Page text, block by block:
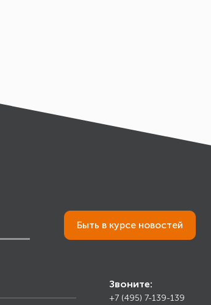
Быть в курсе новостей
Звоните:
+7 (495) 7-139-139